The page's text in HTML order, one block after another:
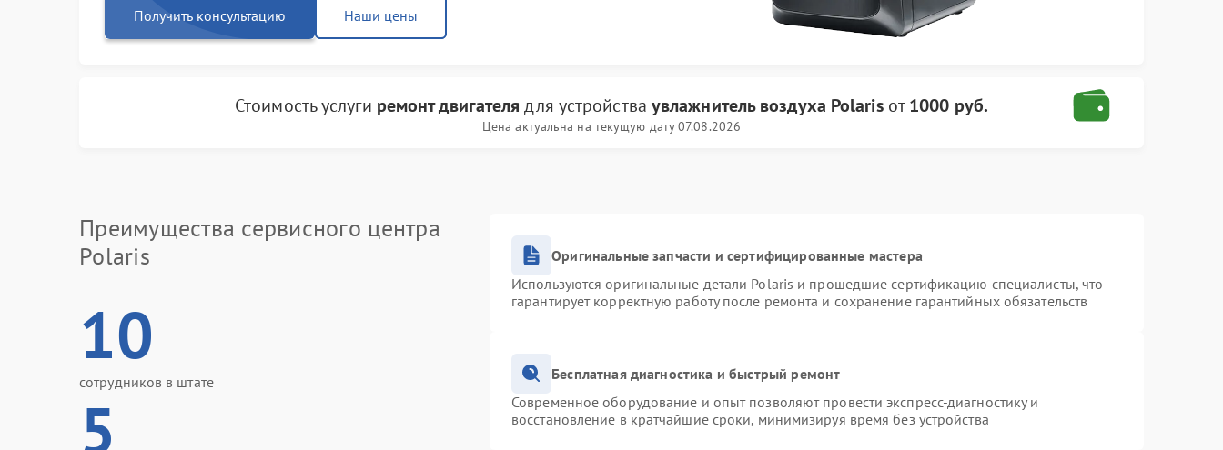
Получить консультацию Наши цены
Стоимость услуги ремонт двигателя для устройства увлажнитель воздуха Polarisот1000 руб.
Цена актуальна на текущую дату 07.08.2026
Преимущества сервисного центра
Polaris
10
сотрудников в штате
5
Оригинальные запчасти и сертифицированные мастера
Используются оригинальные детали Polaris и прошедшие сертификацию специалисты, что
гарантирует корректную работу после ремонта и сохранение гарантийных обязательств
Бесплатная диагностика и быстрый ремонт
Современное оборудование и опыт позволяют провести экспресс-диагностику и
восстановление в кратчайшие сроки, минимизируя время без устройства